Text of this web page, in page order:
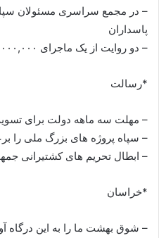
– در مجمع سراسری مسئولان
پاسداران
– دو روایت از یک ماجرای ۱۲,۰۰۰,۰۰۰,۰۰۰,۰۰۰ تومانی
*رسالت
– مهلت سه ماهه دولت برای
– سپاه پروژه های بزرگ ملی را
– ابطال تحریم های کشتیرانی
*خراسان
– شوق بهشت ما را به این درگاه